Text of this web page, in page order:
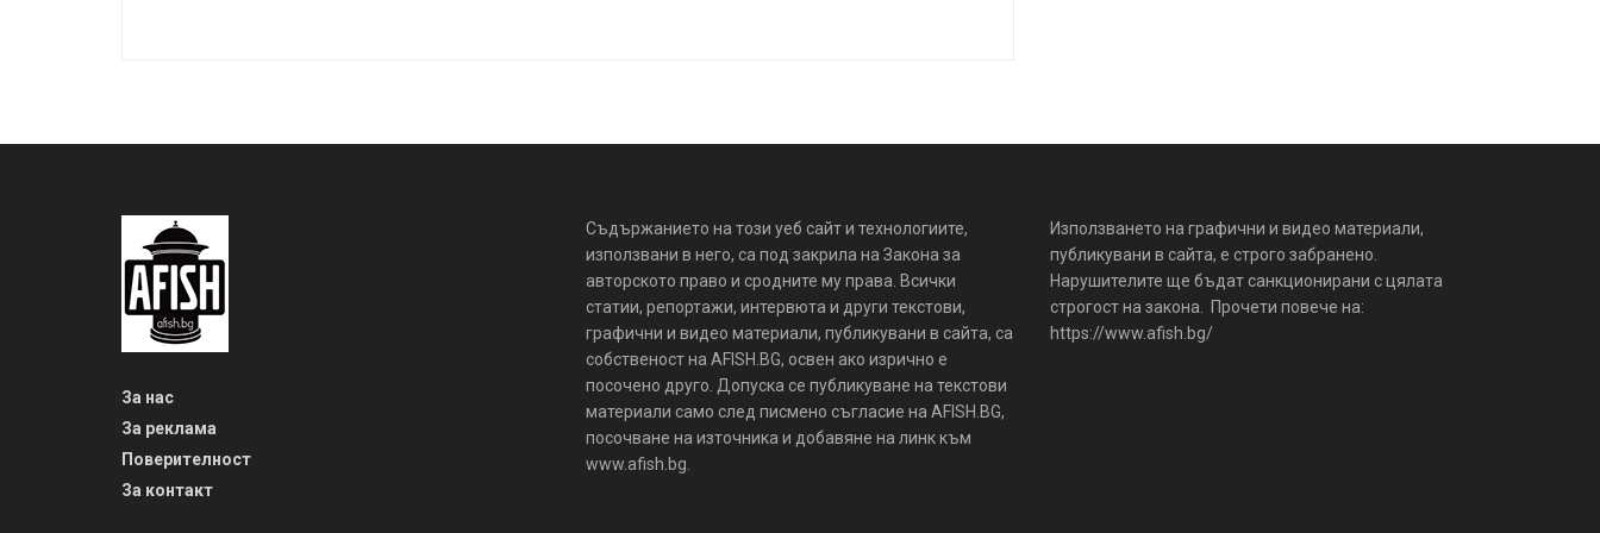
За нас
За реклама
Поверителност
За контакт
Съдържанието на този уеб сайт и технологиите,
използвани в него, са под закрила на Закона за
авторското право и сродните му права. Всички
статии, репортажи, интервюта и други текстови,
графични и видео материали, публикувани в сайта, са
собственост на AFISH.BG, освен ако изрично е
посочено друго. Допуска се публикуване на текстови
материали само след писмено съгласие на AFISH.BG,
посочване на източника и добавяне на линк към
www.afish.bg.
Използването на графични и видео материали,
публикувани в сайта, е строго забранено.
Нарушителите ще бъдат санкционирани с цялата
строгост на закона. Прочети повече на:
https://www.afish.bg/